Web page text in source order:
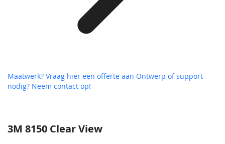
3M 8150 Clear View
Maatwerk? Vraag hier een offerte aan Ontwerp of support
nodig? Neem contact op!